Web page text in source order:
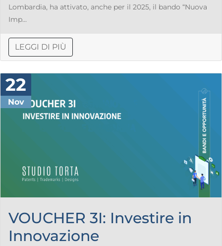
Lombardia, ha attivato, anche per il 2025, il bando “Nuova
Imp...
LEGGI DI PIÙ
22
Nov
VOUCHER 3I: Investire in
Innovazione